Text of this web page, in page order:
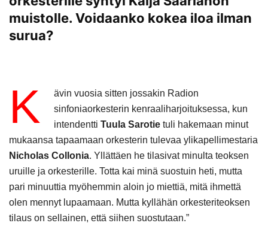
muistolle. Voidaanko kokea iloa ilman
surua?
K
ävin vuosia sitten jossakin Radion
sinfoniaorkesterin kenraaliharjoituksessa, kun
intendentti Tuula Sarotie tuli hakemaan minut
mukaansa tapaamaan orkesterin tulevaa ylikapellimestaria
Nicholas Collonia. Yllättäen he tilasivat minulta teoksen
uruille ja orkesterille. Totta kai minä suostuin heti, mutta
pari minuuttia myöhemmin aloin jo miettiä, mitä ihmettä
olen mennyt lupaamaan. Mutta kyllähän orkesteriteoksen
tilaus on sellainen, että siihen suostutaan.”